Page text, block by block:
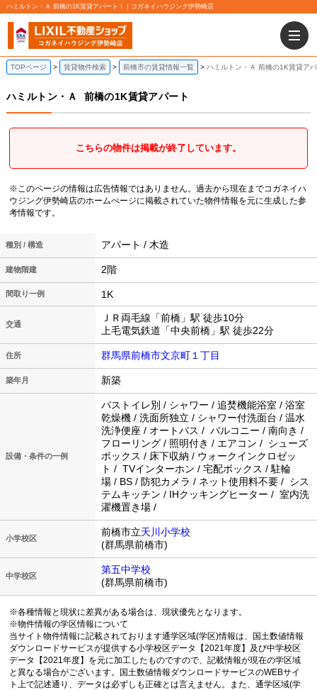
ハミルトン・Ａ 前橋の1K賃貸アパート！｜コガネイハウジング伊勢崎店
TOPページ 賃貸物件検索 前橋市の賃貸情報一覧 ハミルトン・Ａ 前橋の1K賃貸ア
ハミルトン・Ａ 前橋の1K賃貸アパート
こちらの物件は掲載が終了しています。
※このページの情報は広告情報ではありません。過去から現在までコガネイハ
ウジング伊勢崎店のホームぺージに掲載されていた物件情報を元に生成した参
考情報です。
種別 / 構造 アパート / 木造
建物階建 2階
間取り一例 1K
交通
ＪＲ両毛線「前橋」駅 徒歩10分
上毛電気鉄道「中央前橋」駅 徒歩22分
住所 群馬県前橋市文京町１丁目
築年月 新築
設備・条件の一例
バストイレ別 / シャワー / 追焚機能浴室 / 浴室
乾燥機 / 洗面所独立 / シャワー付洗面台 / 温水
洗浄便座 / オートバス / バルコニー / 南向き /
フローリング / 照明付き / エアコン / シューズ
ボックス / 床下収納 / ウォークインクロゼッ
ト / TVインターホン / 宅配ボックス / 駐輪
場 / BS / 防犯カメラ / ネット使用料不要 / シス
テムキッチン / IHクッキングヒーター / 室内洗
濯機置き場 /
小学校区
前橋市立天川小学校
(群馬県前橋市)
中学校区
第五中学校
(群馬県前橋市)
※各種情報と現状に差異がある場合は、現状優先となります。
※物件情報の学区情報について
当サイト物件情報に記載されております通学区域(学区)情報は、国土数値情報
ダウンロードサービスが提供する小学校区データ【2021年度】及び中学校区
データ【2021年度】を元に加工したものですので、記載情報が現在の学区域
と異なる場合がございます。国土数値情報ダウンロードサービスのWEBサイ
ト上で記述通り、データは必ずしも正確とは言えません。また、通学区域(学